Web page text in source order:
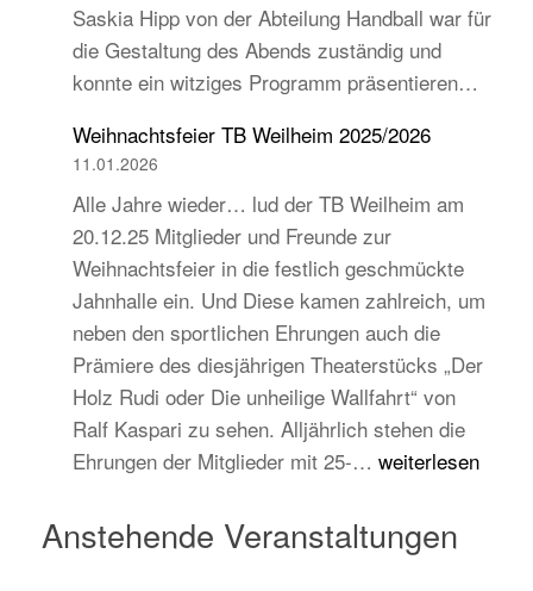
traditionell,
aber
auch
jugend-
und
Saskia Hipp von der Abteilung Handball war für
die Gestaltung des Abends zuständig und
konnte ein witziges Programm präsentieren…
Weihnachtsfeier TB Weilheim 2025/2026
11.01.2026
Alle Jahre wieder… lud der TB Weilheim am
20.12.25 Mitglieder und Freunde zur
Weihnachtsfeier in die festlich geschmückte
Jahnhalle ein. Und Diese kamen zahlreich, um
neben den sportlichen Ehrungen auch die
Prämiere des diesjährigen Theaterstücks „Der
Holz Rudi oder Die unheilige Wallfahrt“ von
Ralf Kaspari zu sehen. Alljährlich stehen die
Ehrungen der Mitglieder mit 25-… Weihnachtsfeier
2025/2026
weiterlesen
Anstehende Veranstaltungen